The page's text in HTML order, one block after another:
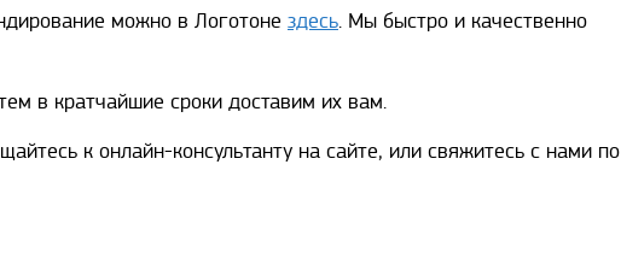
можно в Логотоне здесь. Мы быстро и качественно
в кратчайшие сроки доставим их вам.
к онлайн-консультанту на сайте, или свяжитесь с нами по